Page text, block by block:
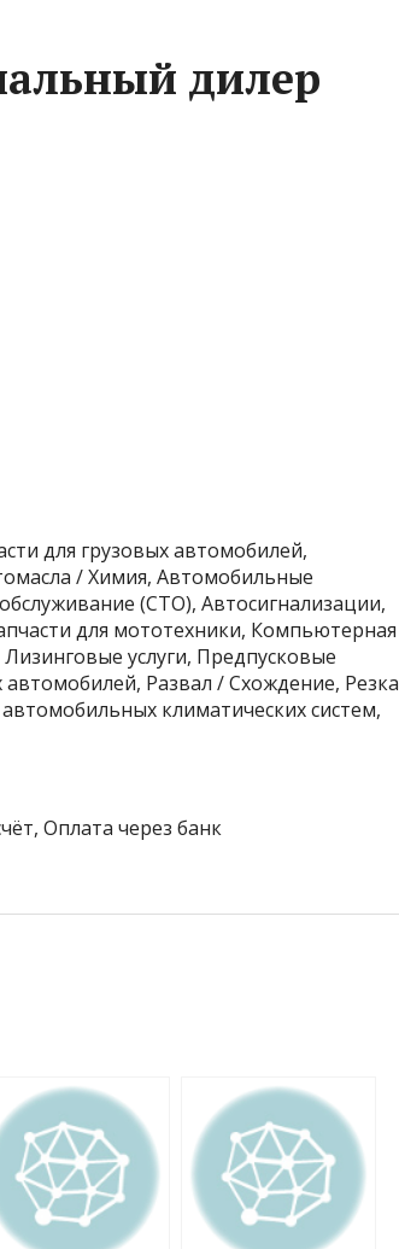
дилер
для грузовых автомобилей,
/ Химия, Автомобильные
(СТО), Автосигнализации,
для мототехники, Компьютерная
услуги, Предпусковые
Развал / Схождение, Резка
климатических систем,
Оплата через банк